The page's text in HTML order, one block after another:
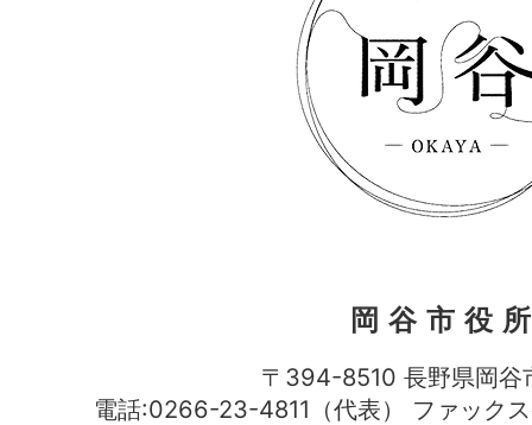
岡谷市役
〒394-8510 長野県岡谷
電話:0266-23-4811（代表） ファッ